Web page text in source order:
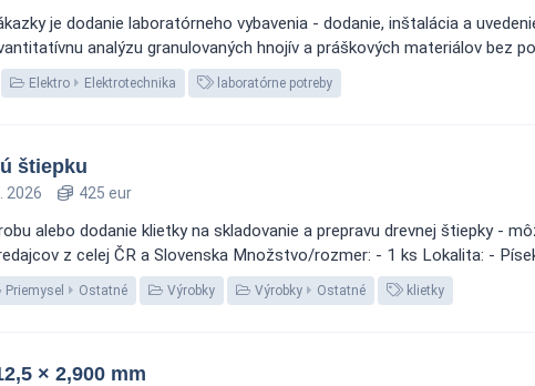
je dodanie laboratórneho vybavenia - dodanie, inštalácia a
analýzu granulovaných hnojív a práškových materiálov bez
Elektro Elektrotechnika laboratórne potreby
štiepku
2026 425 eur
alebo dodanie klietky na skladovanie a prepravu drevnej štiepky -
z celej ČR a Slovenska Množstvo/rozmer: - 1 ks Lokalita: -
Priemysel Ostatné Výrobky Výrobky Ostatné klietky
× 2,900 mm